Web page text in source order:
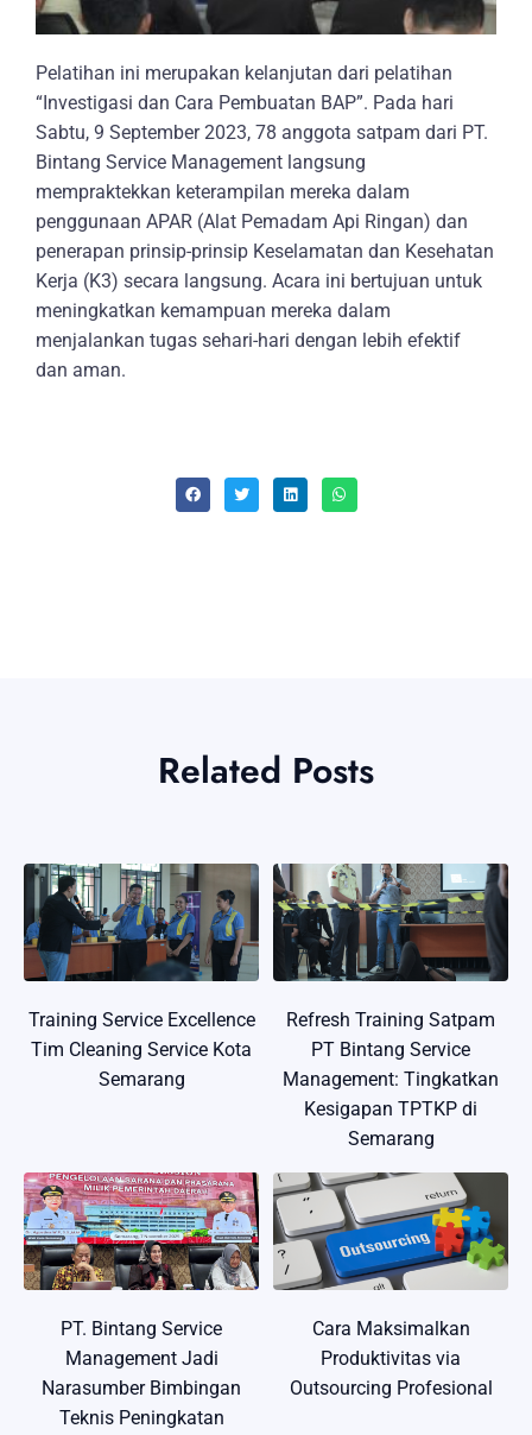
Pelatihan ini merupakan kelanjutan dari pelatihan
“Investigasi dan Cara Pembuatan BAP”. Pada hari
Sabtu, 9 September 2023, 78 anggota satpam dari PT.
Bintang Service Management langsung
mempraktekkan keterampilan mereka dalam
penggunaan APAR (Alat Pemadam Api Ringan) dan
penerapan prinsip-prinsip Keselamatan dan Kesehatan
Kerja (K3) secara langsung. Acara ini bertujuan untuk
meningkatkan kemampuan mereka dalam
menjalankan tugas sehari-hari dengan lebih efektif
dan aman.
Related Posts
Training Service Excellence
Tim Cleaning Service Kota
Semarang
Refresh Training Satpam
PT Bintang Service
Management: Tingkatkan
Kesigapan TPTKP di
Semarang
PT. Bintang Service
Management Jadi
Narasumber Bimbingan
Teknis Peningkatan
Cara Maksimalkan
Produktivitas via
Outsourcing Profesional